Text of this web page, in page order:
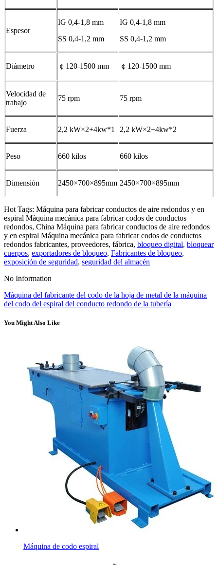
Espesor
IG 0,4-1,8 mm
SS 0,4-1,2 mm
IG 0,4-1,8 mm
SS 0,4-1,2 mm
Diámetro ￠120-1500 mm ￠120-1500 mm
Velocidad de
trabajo
75 rpm 75 rpm
Fuerza 2,2 kW×2+4kw*1 2,2 kW×2+4kw*2
Peso 660 kilos 660 kilos
Dimensión 2450×700×895mm 2450×700×895mm
Hot Tags: Máquina para fabricar conductos de aire redondos y en
espiral Máquina mecánica para fabricar codos de conductos
redondos, China Máquina para fabricar conductos de aire redondos
y en espiral Máquina mecánica para fabricar codos de conductos
redondos fabricantes, proveedores, fábrica, bloqueo digital, bloquear
cuerpos, exportadores de bloqueo, Fabricantes de bloqueo,
exposición de seguridad, seguridad del almacén
No Information
Máquina del fabricante del codo de la hoja de metal de la máquina
del codo del espiral del conducto redondo de la tubería
You Might Also Like
Máquina de codo espiral